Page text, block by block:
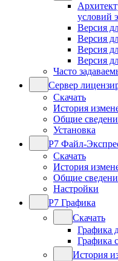
условий
Версия
Версия
Версия
Версия
Часто
Сервер
Скачать
История
Общие
Установка
Р7 Файл-
Скачать
История
Общие
Настройки
Р7 Графика
Скачать
Графика
Графика
История